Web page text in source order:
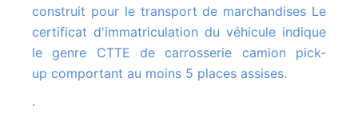
construit pour le transport de marchandises Le
certificat d'immatriculation du véhicule indique
le genre CTTE de carrosserie camion pick-
up comportant au moins 5 places assises.
.